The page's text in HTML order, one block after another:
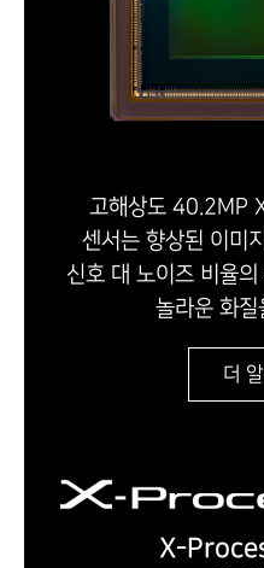
고해상도 40.2MP
센서는 향상된 이미
신호 대 노이즈 비율
놀라운 화질
더
X-